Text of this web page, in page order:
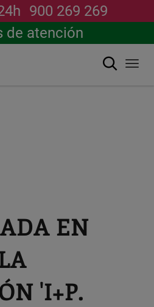
900 269 269
de atención
Buscar
EN
'I+P.